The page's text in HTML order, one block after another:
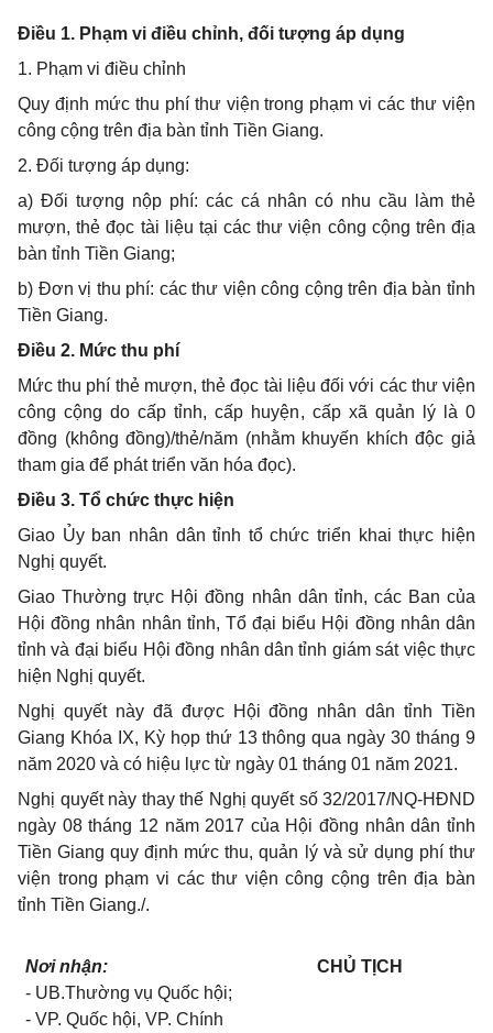
Điều 1. Phạm vi điều chỉnh, đối tượng áp dụng
1. Phạm vi điều chỉnh
Quy định mức thu phí thư viện trong phạm vi các thư viện
công cộng trên địa bàn tỉnh Tiền Giang.
2. Đối tượng áp dụng:
a) Đối tượng nộp phí: các cá nhân có nhu cầu làm thẻ
mượn, thẻ đọc tài liệu tại các thư viện công cộng trên địa
bàn tỉnh Tiền Giang;
b) Đơn vị thu phí: các thư viện công cộng trên địa bàn tỉnh
Tiền Giang.
Điều 2. Mức thu phí
Mức thu phí thẻ mượn, thẻ đọc tài liệu đối với các thư viện
công cộng do cấp tỉnh, cấp huyện, cấp xã quản lý là 0
đồng (không đồng)/thẻ/năm (nhằm khuyến khích độc giả
tham gia để phát triển văn hóa đọc).
Điều 3. Tổ chức thực hiện
Giao Ủy ban nhân dân tỉnh tổ chức triển khai thực hiện
Nghị quyết.
Giao Thường trực Hội đồng nhân dân tỉnh, các Ban của
Hội đồng nhân nhân tỉnh, Tổ đại biểu Hội đồng nhân dân
tỉnh và đại biểu Hội đồng nhân dân tỉnh giám sát việc thực
hiện Nghị quyết.
Nghị quyết này đã được Hội đồng nhân dân tỉnh Tiền
Giang Khóa IX, Kỳ họp thứ 13 thông qua ngày 30 tháng 9
năm 2020 và có hiệu lực từ ngày 01 tháng 01 năm 2021.
Nghị quyết này thay thế Nghị quyết số 32/2017/NQ-HĐND
ngày 08 tháng 12 năm 2017 của Hội đồng nhân dân tỉnh
Tiền Giang quy định mức thu, quản lý và sử dụng phí thư
viện trong phạm vi các thư viện công cộng trên địa bàn
tỉnh Tiền Giang./.
Nơi nhận:
- UB.Thường vụ Quốc hội;
- VP. Quốc hội, VP. Chính
CHỦ TỊCH